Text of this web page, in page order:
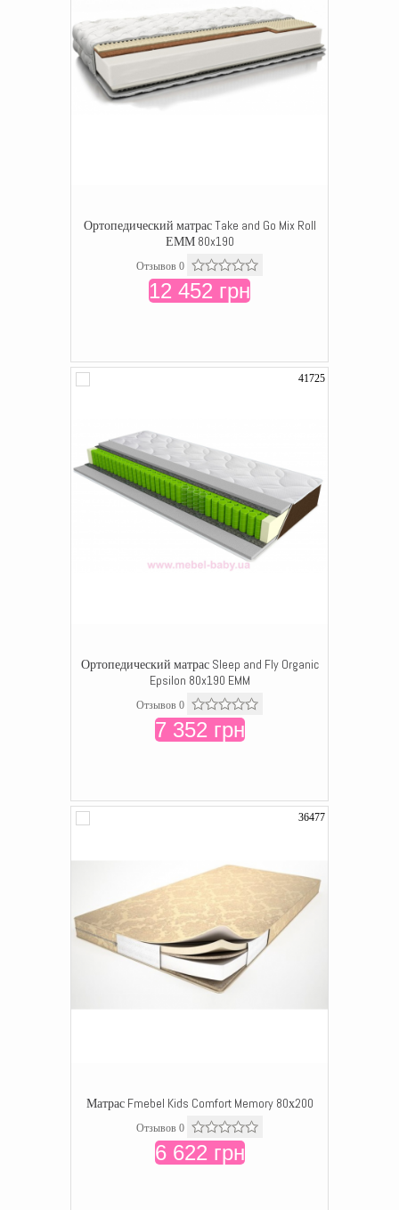
Ортопедический матрас Take and Go Mix Roll
ЕММ 80x190
Отзывов 0
12 452 грн
41725
Ортопедический матрас Sleep and Fly Organic
Epsilon 80x190 EMM
Отзывов 0
7 352 грн
36477
Матрас Fmebel Kids Comfort Memory 80х200
Отзывов 0
6 622 грн